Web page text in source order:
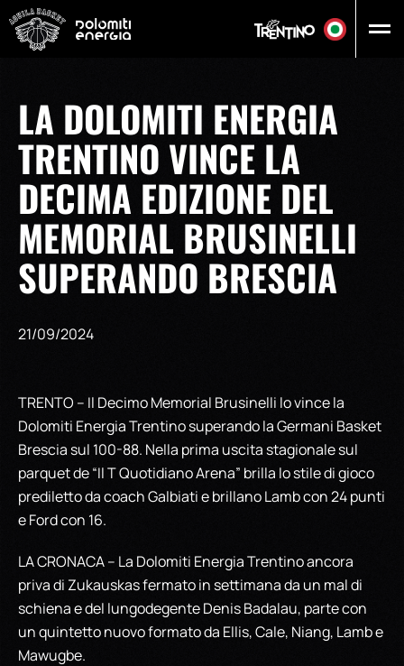
LA DOLOMITI ENERGIA
TRENTINO VINCE LA
DECIMA EDIZIONE DEL
MEMORIAL BRUSINELLI
SUPERANDO BRESCIA
21/09/2024
TRENTO – Il Decimo Memorial Brusinelli lo vince la
Dolomiti Energia Trentino superando la Germani Basket
Brescia sul 100-88. Nella prima uscita stagionale sul
parquet de “Il T Quotidiano Arena” brilla lo stile di gioco
prediletto da coach Galbiati e brillano Lamb con 24 punti
e Ford con 16.
LA CRONACA – La Dolomiti Energia Trentino ancora
priva di Zukauskas fermato in settimana da un mal di
schiena e del lungodegente Denis Badalau, parte con
un quintetto nuovo formato da Ellis, Cale, Niang, Lamb e
Mawugbe.